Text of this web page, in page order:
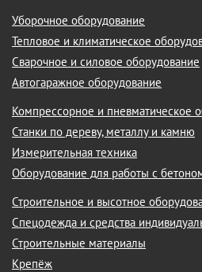
Уборочное оборудование
Тепловое и климатическое
Сварочное и силовое оборудование
Автогаражное оборудование
Компрессорное и пневматическое
Станки по дереву, металлу и камню
Измерительная техника
Оборудование для работы с
Строительное и высотное
Спецодежда и средства
Строительные материалы
Крепёж